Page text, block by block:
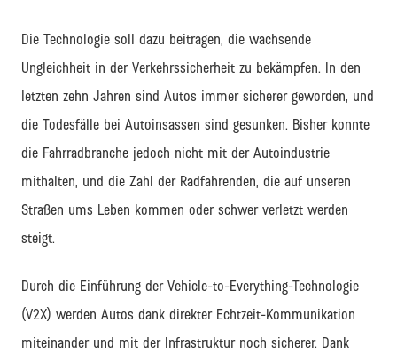
Die Technologie soll dazu beitragen, die wachsende
Ungleichheit in der Verkehrssicherheit zu bekämpfen. In den
letzten zehn Jahren sind Autos immer sicherer geworden, und
die Todesfälle bei Autoinsassen sind gesunken. Bisher konnte
die Fahrradbranche jedoch nicht mit der Autoindustrie
mithalten, und die Zahl der Radfahrenden, die auf unseren
Straßen ums Leben kommen oder schwer verletzt werden
steigt.
Durch die Einführung der Vehicle-to-Everything-Technologie
(V2X) werden Autos dank direkter Echtzeit-Kommunikation
miteinander und mit der Infrastruktur noch sicherer. Dank